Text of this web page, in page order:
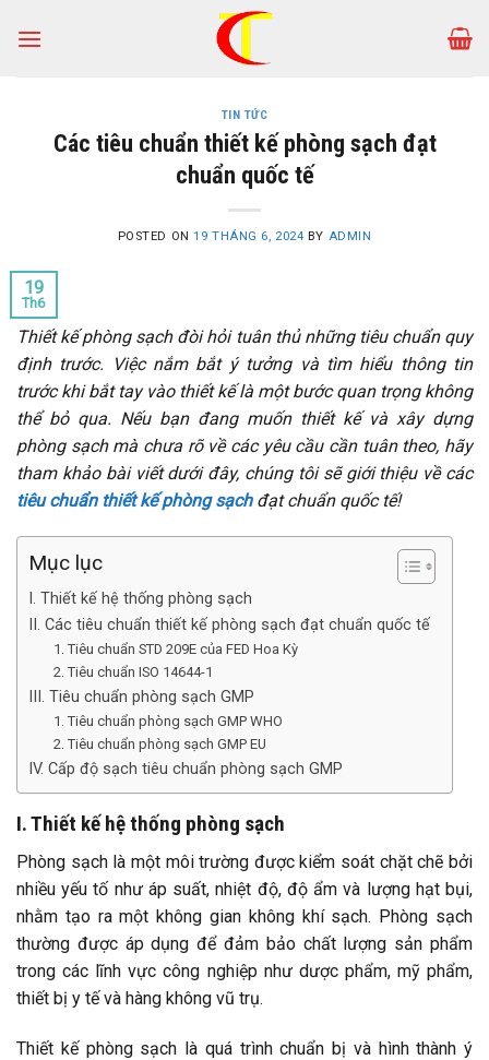
TIN TỨC
Các tiêu chuẩn thiết kế phòng sạch đạt
chuẩn quốc tế
POSTED ON19 THÁNG 6, 2024 BY ADMIN
19
Th6
Thiết kế phòng sạch đòi hỏi tuân thủ những tiêu chuẩn quy
định trước. Việc nắm bắt ý tưởng và tìm hiểu thông tin
trước khi bắt tay vào thiết kế là một bước quan trọng không
thể bỏ qua. Nếu bạn đang muốn thiết kế và xây dựng
phòng sạch mà chưa rõ về các yêu cầu cần tuân theo, hãy
tham khảo bài viết dưới đây, chúng tôi sẽ giới thiệu về các
tiêu chuẩn thiết kế phòng sạchđạt chuẩn quốc tế!
Mục lục
I. Thiết kế hệ thống phòng sạch
II. Các tiêu chuẩn thiết kế phòng sạch đạt chuẩn quốc tế
1. Tiêu chuẩn STD 209E của FED Hoa Kỳ
2. Tiêu chuẩn ISO 14644-1
III. Tiêu chuẩn phòng sạch GMP
1. Tiêu chuẩn phòng sạch GMP WHO
2. Tiêu chuẩn phòng sạch GMP EU
IV. Cấp độ sạch tiêu chuẩn phòng sạch GMP
I. Thiết kế hệ thống phòng sạch
Phòng sạch là một môi trường được kiểm soát chặt chẽ bởi
nhiều yếu tố như áp suất, nhiệt độ, độ ẩm và lượng hạt bụi,
nhằm tạo ra một không gian không khí sạch. Phòng sạch
thường được áp dụng để đảm bảo chất lượng sản phẩm
trong các lĩnh vực công nghiệp như dược phẩm, mỹ phẩm,
thiết bị y tế và hàng không vũ trụ.
Thiết kế phòng sạch là quá trình chuẩn bị và hình thành ý